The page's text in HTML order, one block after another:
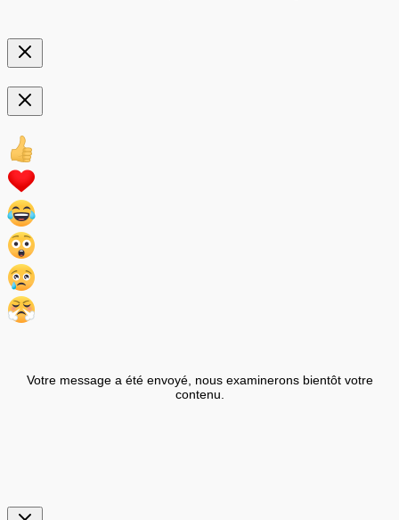
Votre message a été envoyé, nous examinerons bientôt votre
contenu.